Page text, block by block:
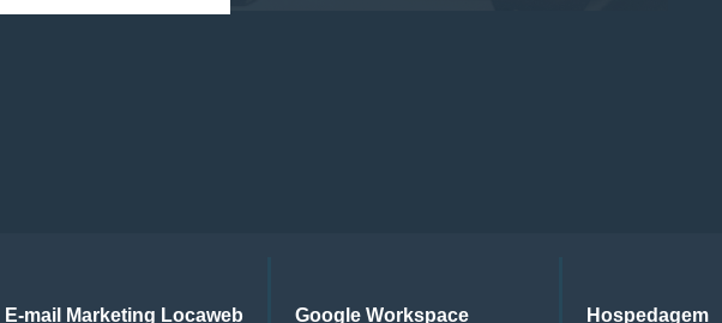
E-mail Marketing Locaweb Google Workspace Hospedagem